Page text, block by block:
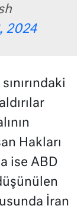
2024
Hakları
ise ABD
İran